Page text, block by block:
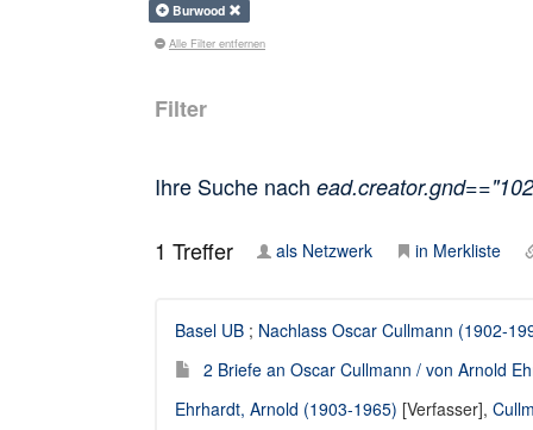
Burwood
Alle Filter entfernen
Filter
Ihre Suche nach
1 Treffer als Netzwerk in Merkliste
Basel UB ; Nachlass Oscar Cullmann (1902-
2 Briefe an Oscar Cullmann / von Arnold
Ehrhardt, Arnold (1903-1965) [Verfasser],